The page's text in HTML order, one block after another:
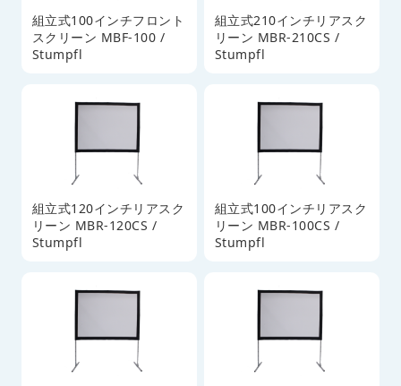
組立式100インチフロント
スクリーン MBF-100 /
Stumpfl
組立式210インチリアスク
リーン MBR-210CS /
Stumpfl
組立式120インチリアスク
リーン MBR-120CS /
Stumpfl
組立式100インチリアスク
リーン MBR-100CS /
Stumpfl